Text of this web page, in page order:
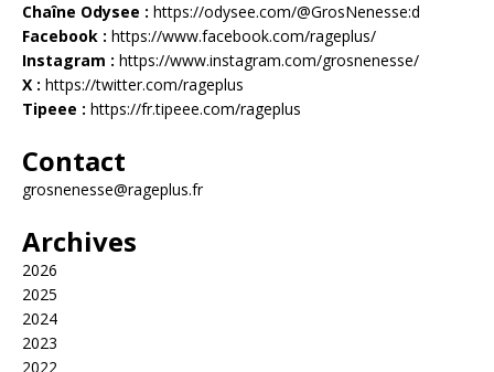
Chaîne Odysee : https://odysee.com/@GrosNenesse:d
Facebook : https://www.facebook.com/rageplus/
Instagram : https://www.instagram.com/grosnenesse/
X : https://twitter.com/rageplus
Tipeee : https://fr.tipeee.com/rageplus
Contact
grosnenesse@rageplus.fr
Archives
2026
2025
2024
2023
2022